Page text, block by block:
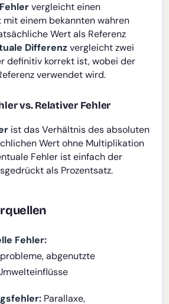
vergleicht einen
mit einem bekannten wahren
Wert als Referenz
Differenzvergleicht zwei
definitiv korrekt ist, wobei der
verwendet wird.
vs. Relativer Fehler
ist das Verhältnis des absoluten
Wert ohne Multiplikation
Fehler ist einfach der
als Prozentsatz.
Fehler:
abgenutzte
Parallaxe,